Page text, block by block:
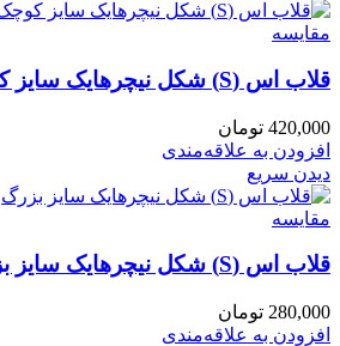
مقایسه
قلاب اس (S) شکل نیچرهایک سایز کوچک
420,000 تومان
افزودن به علاقه‌مندی
دیدن سریع
مقایسه
قلاب اس (S) شکل نیچرهایک سایز بزرگ
280,000 تومان
افزودن به علاقه‌مندی